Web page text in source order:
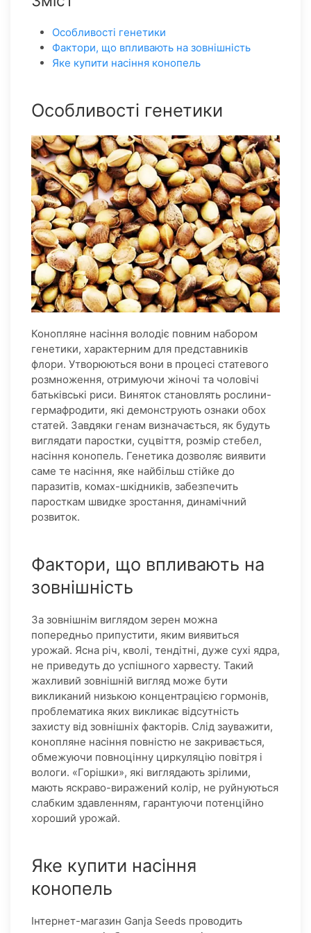
Особливості генетики
Фактори, що впливають на зовнішність
Яке купити насіння конопель
Особливості генетики
Конопляне насіння володіє повним набором
генетики, характерним для представників
флори. Утворюються вони в процесі статевого
розмноження, отримуючи жіночі та чоловічі
батьківські риси. Виняток становлять рослини-
гермафродити, які демонструють ознаки обох
статей. Завдяки генам визначається, як будуть
виглядати паростки, суцвіття, розмір стебел,
насіння конопель. Генетика дозволяє виявити
саме те насіння, яке найбільш стійке до
паразитів, комах-шкідників, забезпечить
паросткам швидке зростання, динамічний
розвиток.
Фактори, що впливають на
зовнішність
За зовнішнім виглядом зерен можна
попередньо припустити, яким виявиться
урожай. Ясна річ, кволі, тендітні, дуже сухі ядра,
не приведуть до успішного харвесту. Такий
жахливий зовнішній вигляд може бути
викликаний низькою концентрацією гормонів,
проблематика яких викликає відсутність
захисту від зовнішніх факторів. Слід зауважити,
конопляне насіння повністю не закривається,
обмежуючи повноцінну циркуляцію повітря і
вологи. «Горішки», які виглядають зрілими,
мають яскраво-виражений колір, не руйнуються
слабким здавленням, гарантуючи потенційно
хороший урожай.
Яке купити насіння
конопель
Інтернет-магазин Ganja Seeds проводить